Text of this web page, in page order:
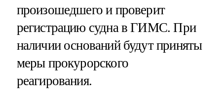
произошедшего и проверит
регистрацию судна в ГИМС. При
наличии оснований будут приняты
меры прокурорского
реагирования.